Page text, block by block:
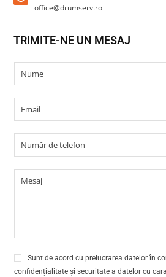
office@drumserv.ro
TRIMITE-NE UN MESAJ
N
m
E
a
N
m
f
n
M
S
e
c
Sunt de acord cu prelucrarea datelor în
confidențialitate și securitate a datelor cu